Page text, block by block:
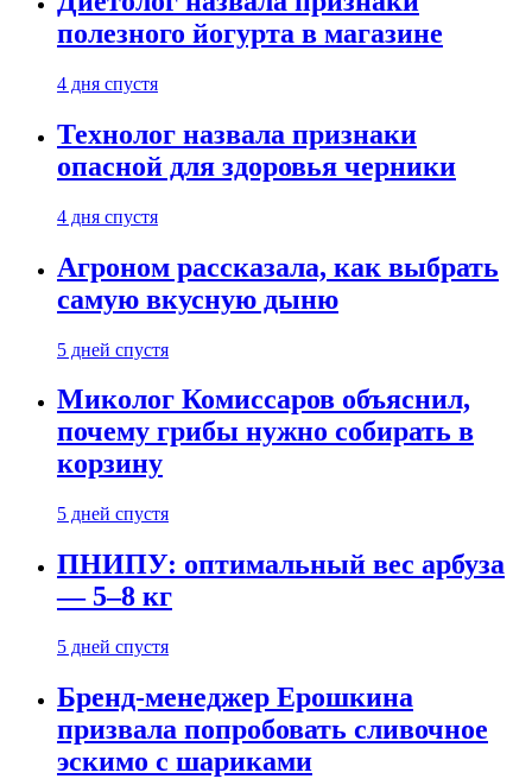
полезного йогурта в магазине
4 дня спустя
Технолог назвала признаки
опасной для здоровья черники
4 дня спустя
Агроном рассказала, как выбрать
самую вкусную дыню
5 дней спустя
Миколог Комиссаров объяснил,
почему грибы нужно собирать в
корзину
5 дней спустя
ПНИПУ: оптимальный вес арбуза
— 5–8 кг
5 дней спустя
Бренд-менеджер Ерошкина
призвала попробовать сливочное
эскимо с шариками